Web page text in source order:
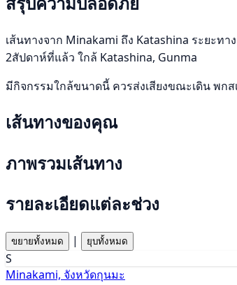
เส้นทางจาก Minakami ถึง Katashina ระยะท
2สัปดาห์ที่แล้ว ใกล้ Katashina, Gunma
มีกิจกรรมใกล้ขนาดนี้ ควรส่งเสียงขณะเดิน พก
เส้นทางของคุณ
ภาพรวมเส้นทาง
รายละเอียดแต่ละช่วง
ขยายทั้งหมด | ยุบทั้งหมด
S
Minakami, จังหวัดกุนมะ